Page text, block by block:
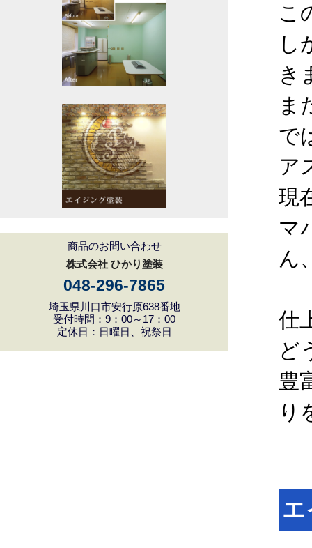
商品のお問い合わせ
株式会社 ひかり塗装
048-296-7865
埼玉県川口市安行原638番地
受付時間：9：00～17：00
定休日：日曜日、祝祭日
こ
し
き
ま
で
ア
現
マ
ん
仕
ど
豊
り
エ